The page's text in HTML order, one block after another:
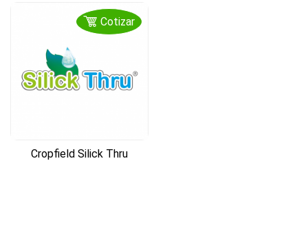
Cropfield Silick Thru
Cotizar